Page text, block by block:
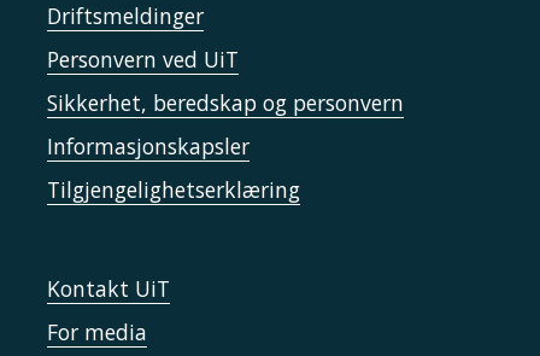
Driftsmeldinger
Personvern ved UiT
Sikkerhet, beredskap og personvern
Informasjonskapsler
Tilgjengelighetserklæring
Kontakt UiT
For media